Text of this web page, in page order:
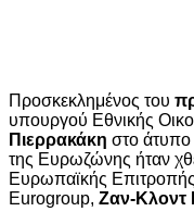
Προσκεκλημένος του
υπουργού Εθνικής
Πιερρακάκη στο
της Ευρωζώνης ήταν
Ευρωπαϊκής
Eurogroup, Ζαν-Κλοντ